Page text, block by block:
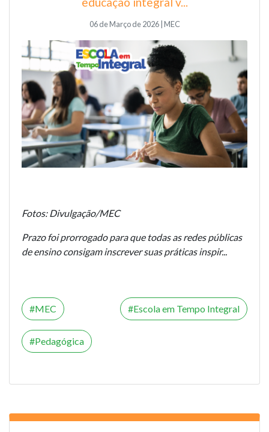
06 de Março de 2026 | MEC
Fotos: Divulgação/MEC
Prazo foi prorrogado para que todas as redes públicas
de ensino consigam inscrever suas práticas inspir...
MEC Escola em Tempo Integral
Pedagógica